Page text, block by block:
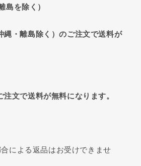
島を除く）
・離島除く）のご注文で送料が
文で送料が無料になります。
による返品はお受けできませ